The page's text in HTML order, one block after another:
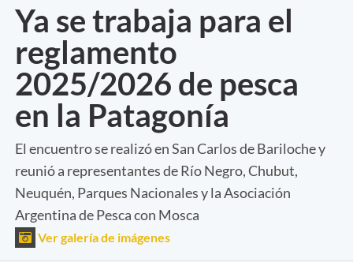
Ya se trabaja para el
reglamento
2025/2026 de pesca
en la Patagonía
El encuentro se realizó en San Carlos de Bariloche y
reunió a representantes de Río Negro, Chubut,
Neuquén, Parques Nacionales y la Asociación
Argentina de Pesca con Mosca
Ver galería de imágenes